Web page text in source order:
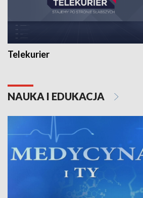
Telekurier
NAUKA I EDUKACJA